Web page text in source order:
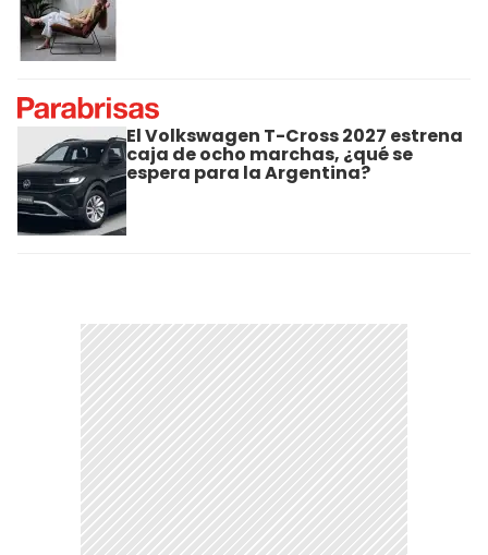
El Volkswagen T-Cross 2027 estrena
caja de ocho marchas, ¿qué se
espera para la Argentina?